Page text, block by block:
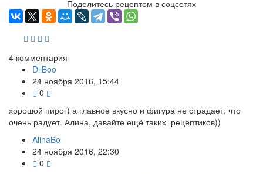
Поделитесь рецептом в соцсетях
4 комментария
DiiBoo
24 ноября 2016, 15:44
0
хорошой пирог) а главное вкусно и фигура не страдает, что
очень радует. Алина, давайте ещё таких рецептиков))
AlinaBo
24 ноября 2016, 22:30
0